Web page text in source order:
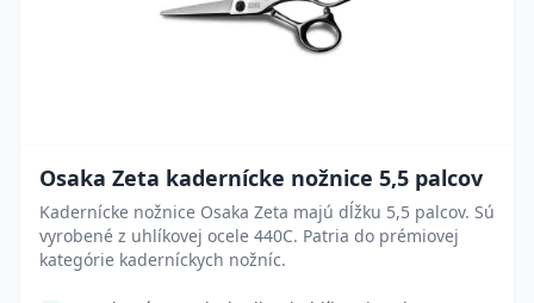
Osaka Zeta kadernícke nožnice 5,5 palcov
Kadernícke nožnice Osaka Zeta majú dĺžku 5,5 palcov. Sú
vyrobené z uhlíkovej ocele 440C. Patria do prémiovej
kategórie kaderníckych nožníc.